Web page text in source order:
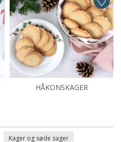
HÅKONSKAGER
Kager og søde sager